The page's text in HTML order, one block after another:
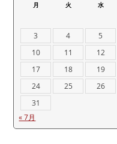
月 火 水
3
4 5
10
11 12
17
18 19
24
25 26
31
« 7月